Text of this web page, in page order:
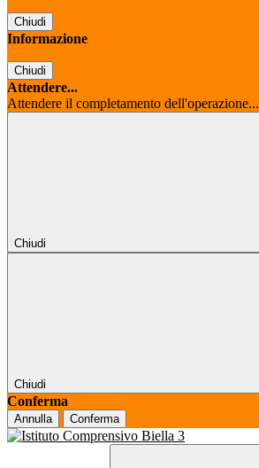
Chiudi
Informazione
Chiudi
Attendere...
Attendere il completamento dell'operazione...
Chiudi
Chiudi
Conferma
Annulla Conferma